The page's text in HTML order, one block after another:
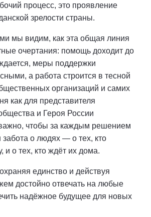
процесс, это проявление
зрелости страны.
мы видим, как эта общая линия
очертания: помощь доходит до
меры поддержки
а работа строится в тесной
организаций и самих
как для представителя
и Героя России
чтобы за каждым решением
забота о людях — о тех, кто
и о тех, кто ждёт их дома.
единство и действуя
достойно отвечать на любые
надёжное будущее для новых